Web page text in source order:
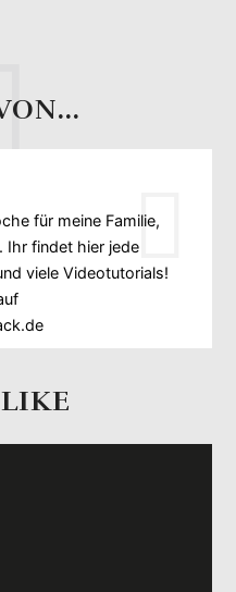
für meine Familie,
Ihr findet hier jede
viele Videotutorials!